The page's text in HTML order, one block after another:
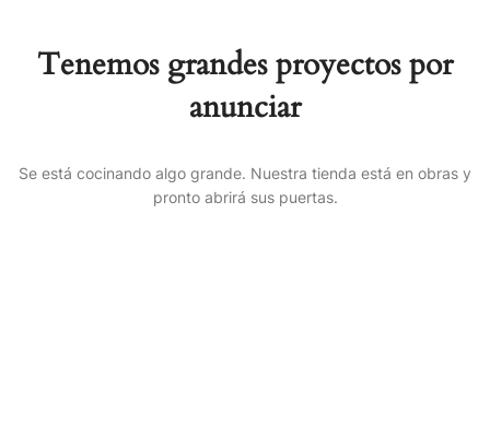
Tenemos grandes proyectos por
anunciar
Se está cocinando algo grande. Nuestra tienda está en obras y
pronto abrirá sus puertas.